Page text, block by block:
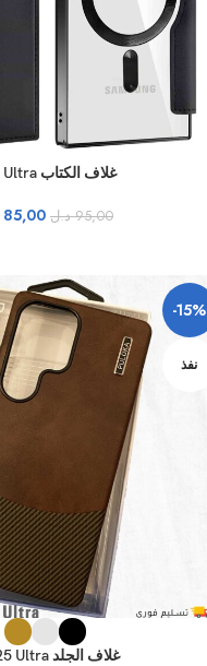
غلاف الكتاب S25 Ultra
95,00 د.ل 85,00
-15%
نفذ
غلاف الجلد S25 Ultra📲